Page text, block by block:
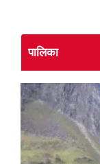
पालिका